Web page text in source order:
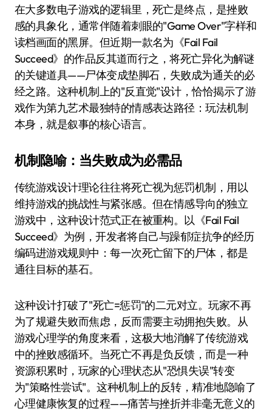
在大多数电子游戏的逻辑里，死亡是终点，是挫败
感的具象化，通常伴随着刺眼的"Game Over"字样和
读档画面的黑屏。但近期一款名为《Fail Fail
Succeed》的作品反其道而行之，将死亡异化为解谜
的关键道具——尸体变成垫脚石，失败成为通关的必
经之路。这种机制上的"反直觉"设计，恰恰揭示了游
戏作为第九艺术最独特的情感表达路径：玩法机制
本身，就是叙事的核心语言。
机制隐喻：当失败成为必需品
传统游戏设计理论往往将死亡视为惩罚机制，用以
维持游戏的挑战性与紧张感。但在情感导向的独立
游戏中，这种设计范式正在被重构。以《Fail Fail
Succeed》为例，开发者将自己与躁郁症抗争的经历
编码进游戏规则中：每一次死亡留下的尸体，都是
通往目标的基石。
这种设计打破了"死亡=惩罚"的二元对立。玩家不再
为了规避失败而焦虑，反而需要主动拥抱失败。从
游戏心理学的角度来看，这极大地消解了传统游戏
中的挫败感循环。当死亡不再是负反馈，而是一种
资源积累时，玩家的心理状态从"恐惧失误"转变
为"策略性尝试"。这种机制上的反转，精准地隐喻了
心理健康恢复的过程——痛苦与挫折并非毫无意义的